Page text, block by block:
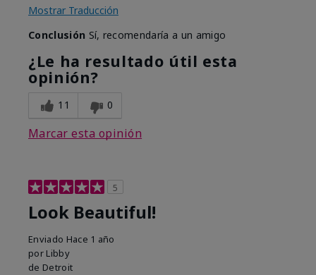
Mostrar Traducción
Conclusión Sí, recomendaría a un amigo
¿Le ha resultado útil esta
opinión?
11 0
Marcar esta opinión
5
Look Beautiful!
Enviado Hace 1 año
por Libby
de Detroit